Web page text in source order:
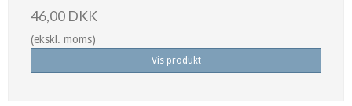
46,00 DKK
(ekskl. moms)
Vis produkt